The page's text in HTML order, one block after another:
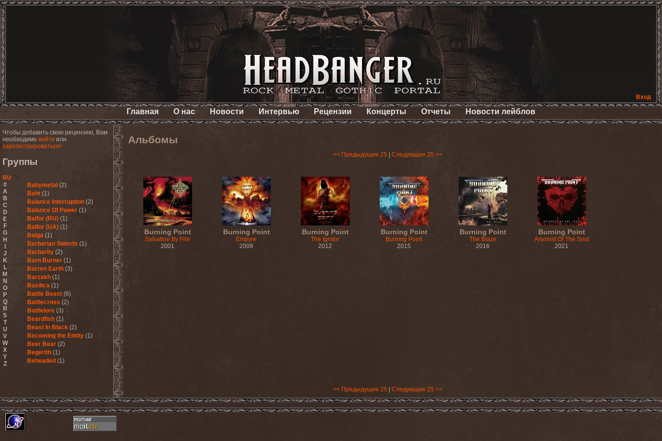
Вход
Главная О нас Новости Интервью Рецензии Концерты Отчеты Новости лейблов
Чтобы добавить свою рецензию, Вам
необходимо войти или
зарегистрироваться!
Группы
RU
#
A
B
C
D
E
F
G
H
J
K
L
M
N
O
P
Q
R
S
T
U
V
W
X
Y
Z
Babymetal (2)
Baht (1)
Balance Interruption (2)
Balance Of Power (1)
Balfor (RU) (1)
Balfor (UA) (1)
Balga (1)
Barbarian Swords (1)
Barbarity (2)
Barn Burner (1)
Barren Earth (3)
Barzakh (1)
Basilica (1)
Battle Beast (6)
Battlecross (2)
Battlelore (3)
Beardfish (1)
Beast In Black (2)
Becoming the Entity (1)
Beer Bear (2)
Begerith (1)
Beheaded (1)
Believer (1)
Below (1)
Beneath The Massacre (2)
Альбомы
<< Предыдущие 25 Следующие 25 >>
Burning Point
Salvation By Fire
2001
Burning Point
Empyre
2009
Burning Point
The Ignitor
2012
Burning Point
Burning Point
2015
Burning Point
The Blaze
2016
Burning Point
Arsonist Of The Soul
2021
<< Предыдущие 25 Следующие 25 >>